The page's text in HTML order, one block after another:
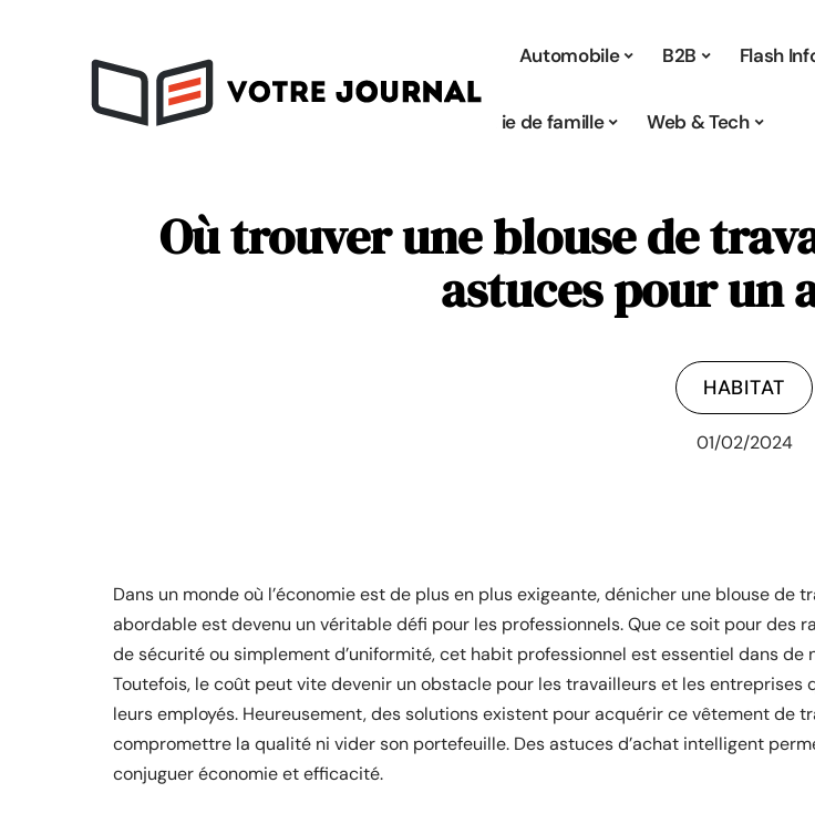
Automobile B2B Flash
Vie de famille Web & Tech
Où trouver une blouse de
astuces pour un
HABITAT
01/02/2024
Dans un monde où l’économie est de plus en plus exigeante, dénicher une blouse de
abordable est devenu un véritable défi pour les professionnels. Que ce soit pour des
de sécurité ou simplement d’uniformité, cet habit professionnel est essentiel dans de
Toutefois, le coût peut vite devenir un obstacle pour les travailleurs et les entreprises
leurs employés. Heureusement, des solutions existent pour acquérir ce vêtement de
compromettre la qualité ni vider son portefeuille. Des astuces d’achat intelligent
conjuguer économie et efficacité.